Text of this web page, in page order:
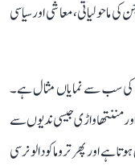
کی ماحولیاتی، معاشی اور سیاسی
کی سب سے نمایاں مثال ہے۔
اور مننتھاواڑی جیسی ندیوں سے
اور پھر تروماکودالو نرسی